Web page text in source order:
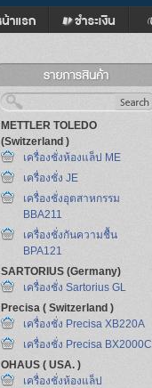
METTLER TOLEDO
(Switzerland )
เครื่องชั่งห้องแล็ป ME
เครื่องชั่ง JE
เครื่องชั่งอุตสาหกรรม
BBA211
เครื่องชั่งกันความชื้น
BPA121
SARTORIUS (Germany)
เครื่องชั่ง Sartorius GL
Precisa ( Switzerland )
เครื่องชั่ง Precisa XB220A
เครื่องชั่ง Precisa BX2000C
OHAUS ( USA. )
เครื่องชั่งห้องแล็ป